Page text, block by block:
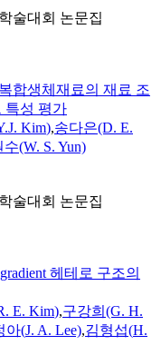
술대회 논문집
합생체재료의 재료 조
특성 평가
J. Kim),송다은(D. E.
수(W. S. Yun)
술대회 논문집
헤테로 구조의
E. Kim),구강희(G. H.
아(J. A. Lee),김형섭(H.